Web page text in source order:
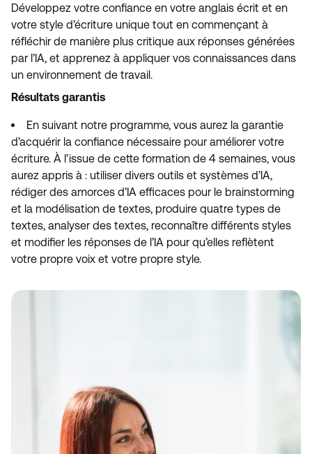
Développez votre confiance en votre anglais écrit et en
votre style d’écriture unique tout en commençant à
réfléchir de manière plus critique aux réponses générées
par l’IA, et apprenez à appliquer vos connaissances dans
un environnement de travail.
Résultats garantis
En suivant notre programme, vous aurez la garantie
d’acquérir la confiance nécessaire pour améliorer votre
écriture. À l’issue de cette formation de 4 semaines, vous
aurez appris à : utiliser divers outils et systèmes d’IA,
rédiger des amorces d’IA efficaces pour le brainstorming
et la modélisation de textes, produire quatre types de
textes, analyser des textes, reconnaître différents styles
et modifier les réponses de l’IA pour qu’elles reflètent
votre propre voix et votre propre style.